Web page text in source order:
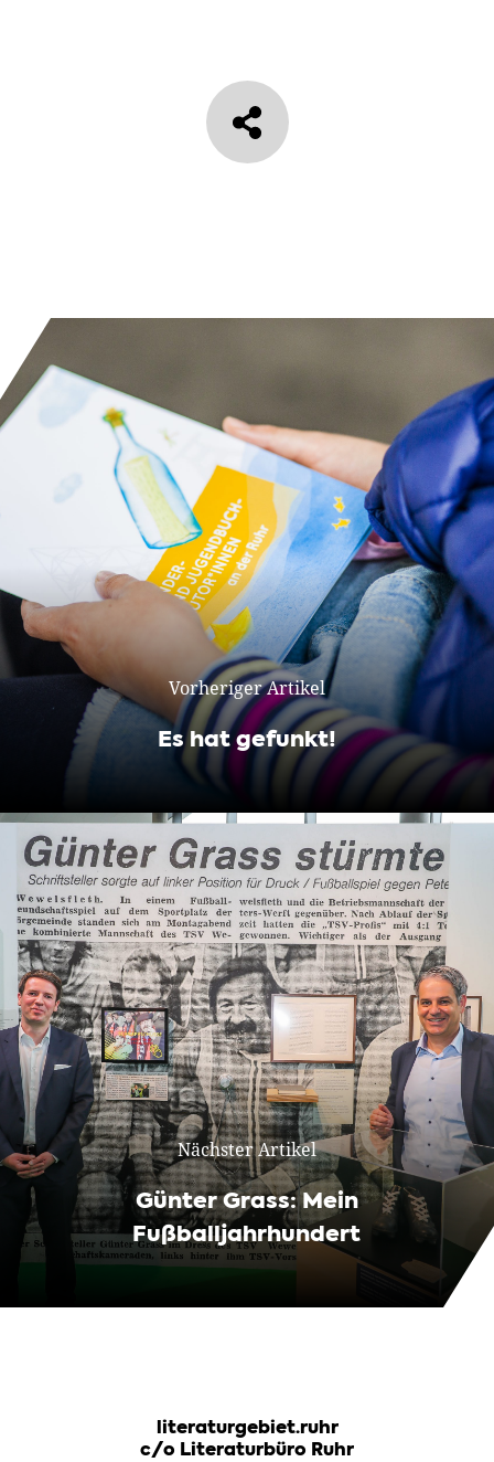
Vorheriger Artikel
Es hat gefunkt!
Nächster Artikel
Günter Grass: Mein
Fußballjahrhundert
literaturgebiet.ruhr
c/o Literaturbüro Ruhr